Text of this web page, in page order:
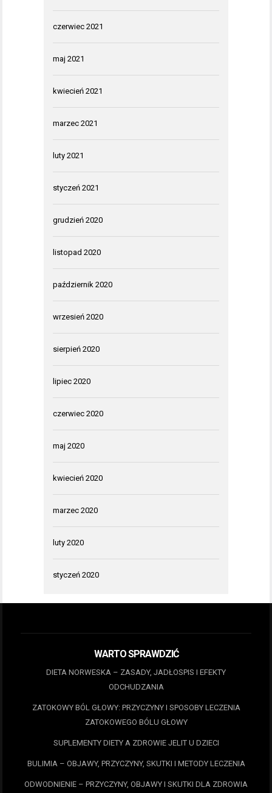
czerwiec 2021
maj 2021
kwiecień 2021
marzec 2021
luty 2021
styczeń 2021
grudzień 2020
listopad 2020
październik 2020
wrzesień 2020
sierpień 2020
lipiec 2020
czerwiec 2020
maj 2020
kwiecień 2020
marzec 2020
luty 2020
styczeń 2020
WARTO SPRAWDZIĆ
DIETA NORWESKA – ZASADY, JADŁOSPIS I EFEKTY
ODCHUDZANIA
ZATOKOWY BÓL GŁOWY: PRZYCZYNY I SPOSOBY LECZENIA
ZATOKOWEGO BÓLU GŁOWY
SUPLEMENTY DIETY A ZDROWIE JELIT U DZIECI
BULIMIA – OBJAWY, PRZYCZYNY, SKUTKI I METODY LECZENIA
ODWODNIENIE – PRZYCZYNY, OBJAWY I SKUTKI DLA ZDROWIA